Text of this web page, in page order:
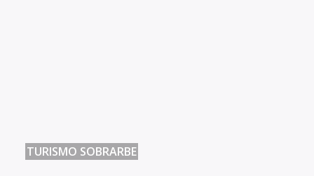
TURISMO SOBRARBE